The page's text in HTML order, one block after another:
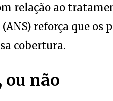
relação ao
reforça que os
cobertura.
ou não